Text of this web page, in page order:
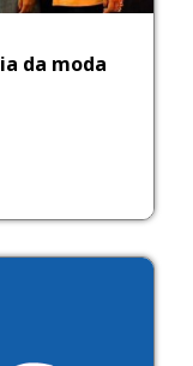
da moda